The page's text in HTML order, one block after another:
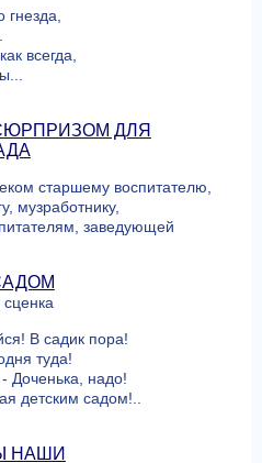
гнезда,
всегда,
ДЛЯ
старшему воспитателю,
музработнику,
заведующей
В садик пора!
туда!
Доченька, надо!
детским садом!..
НАШИ